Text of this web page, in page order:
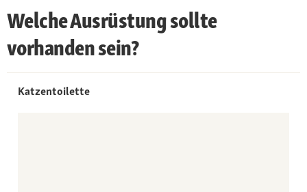
Welche Ausrüstung sollte
vorhanden sein?
Katzentoilette